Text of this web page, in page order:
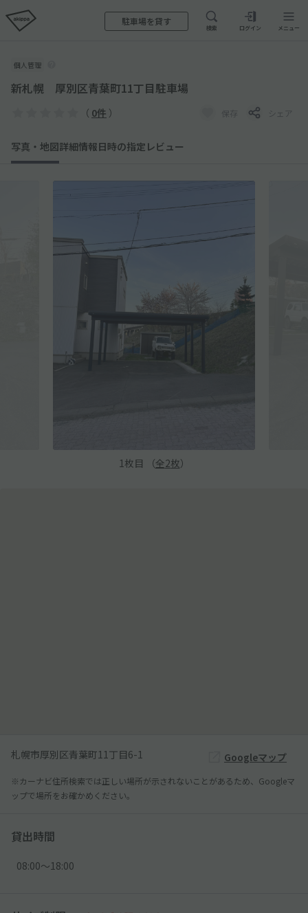
駐車場を貸す
検索 ログイン メニュー
個人管理
新札幌 厚別区青葉町11丁目駐車場
（ 0件 ） 保存 シェア
写真・地図詳細情報日時の指定 レビュー
1枚目 （全2枚）
札幌市厚別区青葉町11丁目6-1 Googleマップ
※カーナビ住所検索では正しい場所が示されないことがあるため、Googleマ
ップで場所をお確かめください。
貸出時間
08:00〜18:00